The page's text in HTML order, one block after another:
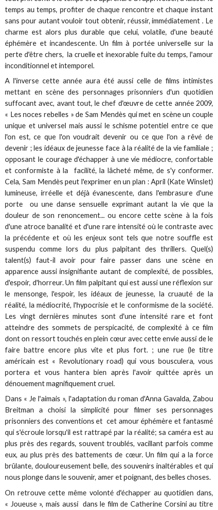
temps au temps, profiter de chaque rencontre et chaque instant
sans pour autant vouloir tout obtenir, réussir, immédiatement . Le
charme est alors plus durable que celui, volatile, d'une beauté
éphémère et incandescente. Un film à portée universelle sur la
perte d'être chers, la cruelle et inexorable fuite du temps, l'amour
inconditionnel et intemporel.
A l'inverse cette année aura été aussi celle de films intimistes
mettant en scène des personnages prisonniers d'un quotidien
suffocant avec, avant tout, le chef d'œuvre de cette année 2009,
« Les noces rebelles » de Sam Mendès qui met en scène un couple
unique et universel mais aussi le schisme potentiel entre ce que
l'on est, ce que l'on voudrait devenir ou ce que l'on a rêvé de
devenir ; les idéaux de jeunesse face à la réalité de la vie familiale ;
opposant le courage d'échapper à une vie médiocre, confortable
et conformiste à la facilité, la lâcheté même, de s'y conformer.
Cela, Sam Mendès peut l'exprimer en un plan : April (Kate Winslet)
lumineuse, irréelle et déjà évanescente, dans l'embrasure d'une
porte ou une danse sensuelle exprimant autant la vie que la
douleur de son renoncement... ou encore cette scène à la fois
d'une atroce banalité et d'une rare intensité où le contraste avec
la précédente et où les enjeux sont tels que notre souffle est
suspendu comme lors du plus palpitant des thrillers. Quel(s)
talent(s) faut-il avoir pour faire passer dans une scène en
apparence aussi insignifiante autant de complexité, de possibles,
d'espoir, d'horreur. Un film palpitant qui est aussi une réflexion sur
le mensonge, l'espoir, les idéaux de jeunesse, la cruauté de la
réalité, la médiocrité, l'hypocrisie et le conformisme de la société.
Les vingt dernières minutes sont d'une intensité rare et font
atteindre des sommets de perspicacité, de complexité à ce film
dont on ressort touchés en plein cœur avec cette envie aussi de le
faire battre encore plus vite et plus fort. ; une rue (le titre
américain est « Revolutionary road) qui vous bousculera, vous
portera et vous hantera bien après l'avoir quittée après un
dénouement magnifiquement cruel.
Dans « Je l'aimais », l'adaptation du roman d'Anna Gavalda, Zabou
Breitman a choisi la simplicité pour filmer ses personnages
prisonniers des conventions et cet amour éphémère et fantasmé
qui s'écroule lorsqu'il est rattrapé par la réalité; sa caméra est au
plus près des regards, souvent troublés, vacillant parfois comme
eux, au plus près des battements de cœur. Un film qui a la force
brûlante, douloureusement belle, des souvenirs inaltérables et qui
nous plonge dans le souvenir, amer et poignant, des belles choses.
On retrouve cette même volonté d'échapper au quotidien dans,
« Joueuse », mais aussi dans le film de Catherine Corsini au titre